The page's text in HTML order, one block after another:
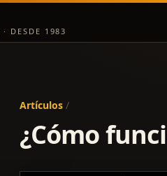
DESDE 1983
Artículos /
¿Cómo